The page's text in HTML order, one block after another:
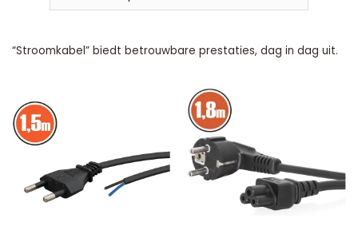
“Stroomkabel” biedt betrouwbare prestaties, dag in dag uit.